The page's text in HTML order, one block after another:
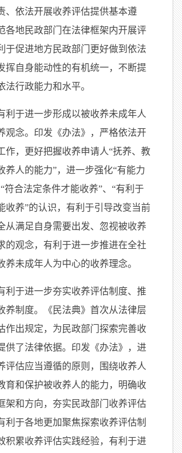
、依法开展收养评估提供基本遵
各地民政部门在法律框架内开展评
于促进地方民政部门更好做到依法
挥自身能动性的有机统一，不断提
法行政能力和水平。
利于进一步形成以被收养未成年人
观念。印发《办法》，严格依法开
作，更好把握收养申请人“抚养、教
养人的能力”，进一步强化“有能力
符合法定条件才能收养”、“有利于
收养”的认识，有利于引导改变当前
从满足自身需要出发、忽视被收养
的观念，有利于进一步推进在全社
养未成年人为中心的收养理念。
利于进一步夯实收养评估制度、推
养制度。《民法典》首次从法律层
作出规定，为民政部门探索完善收
供了法律依据。印发《办法》，进
评估应当遵循的原则，围绕收养人
育和保护被收养人的能力，明确收
架和方向，夯实民政部门收养评估
利于各地更加聚焦探索收养评估制
积累收养评估实践经验，有利于进